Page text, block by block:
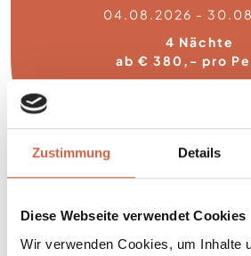
Zustimmung Details
Diese Webseite verwendet Cookies
Wir verwenden Cookies, um Inhalte
04.08.2026 -
4 Nächte
ab € 380,- pro
August
DETAILS